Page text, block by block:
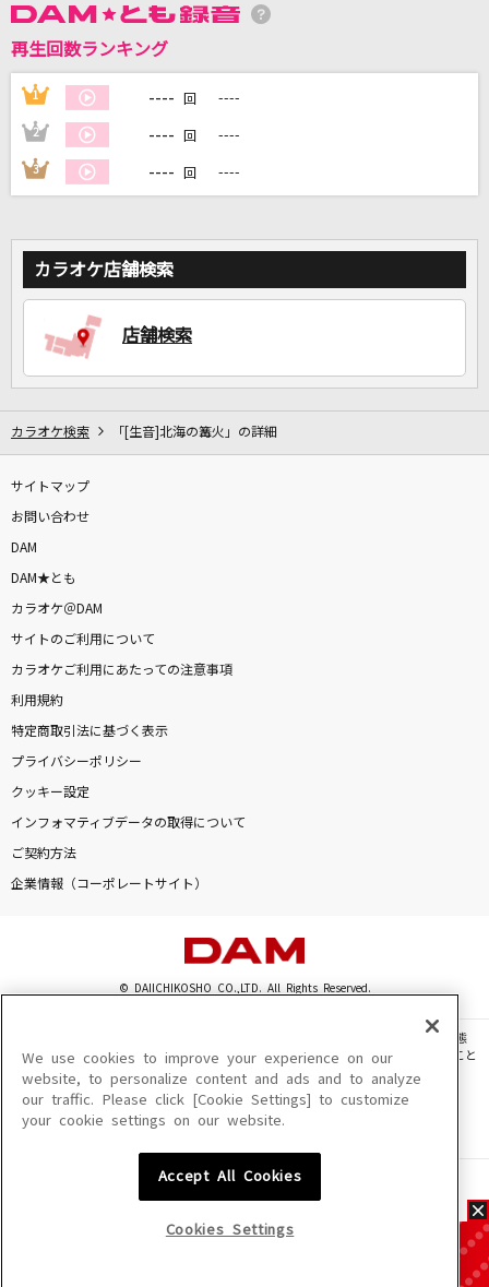
自宅でカラオケ歌い放題！
家族や友達と一緒に！練習にも！
再生回数ランキング
1 ---- 回 ----
2 ---- 回 ----
3 ---- 回 ----
カラオケ店舗検索
店舗検索
カラオケ検索 「[生音]北海の篝火」の詳細
サイトマップ
お問い合わせ
DAM
DAM★とも
カラオケ＠DAM
サイトのご利用について
カラオケご利用にあたっての注意事項
利用規約
特定商取引法に基づく表示
プライバシーポリシー
クッキー設定
インフォマティブデータの取得について
ご契約方法
企業情報（コーポレートサイト）
© DAIICHIKOSHO CO.,LTD. All Rights Reserved.
このサイトに掲載されている一切の文章・画像・写真・動画・音声等を、手段や形態
を問わず、著作権法の定める範囲を超えて無断で複製、転載、ファイル化などすること
を禁じます。
楽曲及びコンテンツは、機種によりご利用いただけない場合があります。
楽曲及びコンテンツの配信日、配信内容が変更になる場合があります。
We use cookies to improve your experience on our
website, to personalize content and ads and to analyze
our traffic. Please click [Cookie Settings] to customize
your cookie settings on our website.
Accept All Cookies
Cookies Settings